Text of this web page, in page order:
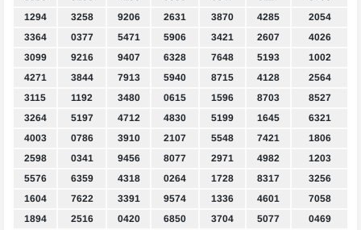
1294
3258 9206 2631 3870 4285
2054
3364
0377 5471 5906 3421 2607
4026
3099
9216 9407 6328 7648 5193
1002
4271
3844 7913 5940 8715 4128
2564
3115
1192 3480 0615 1596 8703
8527
3264
5197 4712 4830 5199 1645
6321
4003
0786 3910 2107 5548 7421
1806
2598
0341 9456 8077 2971 4982
1203
5576
6359 4318 0264 1728 8317
3256
1604
7622 3391 9574 1336 4601
7058
1894
2516 0420 6850 3704 5077 0469